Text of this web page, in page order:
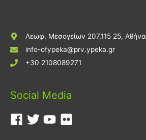
Λεωφ. Μεσογείων 207,115 25, Αθήνα
info-ofypeka@prv.ypeka.gr
+30 2108089271
Social Media